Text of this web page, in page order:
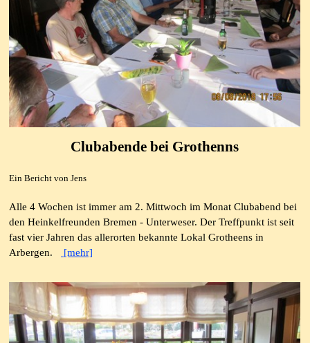
Clubabende bei Grothenns
Ein Bericht von Jens
Alle 4 Wochen ist immer am 2. Mittwoch im Monat Clubabend bei
den Heinkelfreunden Bremen - Unterweser. Der Treffpunkt ist seit
fast vier Jahren das allerorten bekannte Lokal Grotheens in
Arbergen.
[mehr]